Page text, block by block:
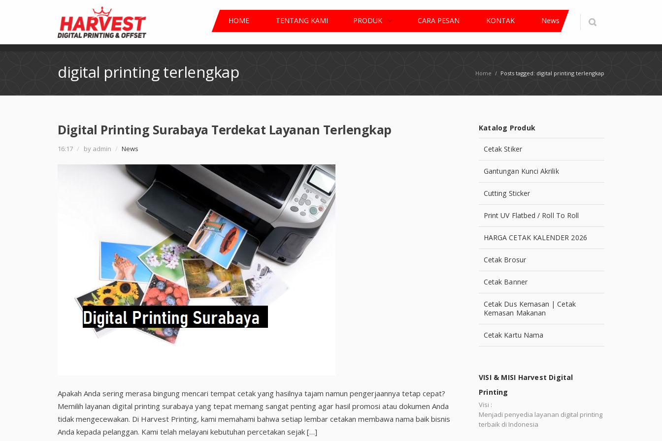
HOME TENTANG KAMI PRODUK CARA PESAN KONTAK News
Home / Posts tagged: digital printing terlengkap
digital printing terlengkap
Digital Printing Surabaya Terdekat Layanan Terlengkap
16:17 / by admin / News
Apakah Anda sering merasa bingung mencari tempat cetak yang hasilnya tajam namun pengerjaannya tetap cepat?
Memilih layanan digital printing surabaya yang tepat memang sangat penting agar hasil promosi atau dokumen Anda
tidak mengecewakan. Di Harvest Printing, kami memahami bahwa setiap lembar cetakan membawa nama baik bisnis
Anda kepada pelanggan. Kami telah melayani kebutuhan percetakan sejak […]
Katalog Produk
Cetak Stiker
Gantungan Kunci Akrilik
Cutting Sticker
Print UV Flatbed / Roll To Roll
HARGA CETAK KALENDER 2026
Cetak Brosur
Cetak Banner
Cetak Dus Kemasan | Cetak
Kemasan Makanan
Cetak Kartu Nama
VISI & MISI Harvest Digital
Printing
Visi :
Menjadi penyedia layanan digital printing
terbaik di Indonesia